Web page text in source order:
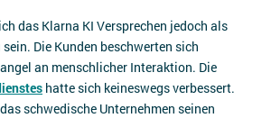
das Klarna KI Versprechen jedoch als
Die Kunden beschwerten sich
an menschlicher Interaktion. Die
hatte sich keineswegs verbessert.
schwedische Unternehmen seinen